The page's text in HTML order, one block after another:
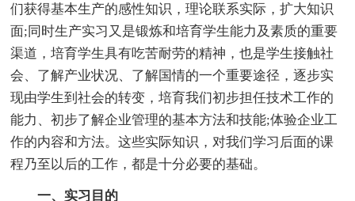
们获得基本生产的感性知识，理论联系实际，扩大知识
面;同时生产实习又是锻炼和培育学生能力及素质的重要
渠道，培育学生具有吃苦耐劳的精神，也是学生接触社
会、了解产业状况、了解国情的一个重要途径，逐步实
现由学生到社会的转变，培育我们初步担任技术工作的
能力、初步了解企业管理的基本方法和技能;体验企业工
作的内容和方法。这些实际知识，对我们学习后面的课
程乃至以后的工作，都是十分必要的基础。
一、实习目的